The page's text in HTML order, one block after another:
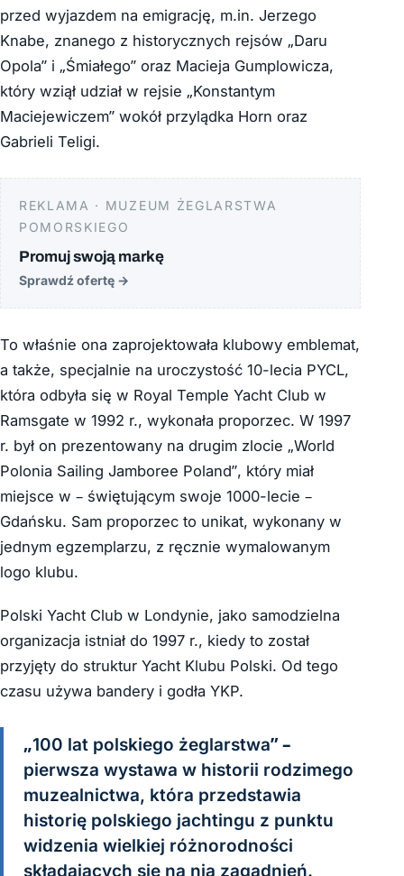
przed wyjazdem na emigrację, m.in. Jerzego
Knabe, znanego z historycznych rejsów „Daru
Opola” i „Śmiałego” oraz Macieja Gumplowicza,
który wziął udział w rejsie „Konstantym
Maciejewiczem” wokół przylądka Horn oraz
Gabrieli Teligi.
REKLAMA · MUZEUM ŻEGLARSTWA
POMORSKIEGO
Promuj swoją markę
Sprawdź ofertę →
To właśnie ona zaprojektowała klubowy emblemat,
a także, specjalnie na uroczystość 10-lecia PYCL,
która odbyła się w Royal Temple Yacht Club w
Ramsgate w 1992 r., wykonała proporzec. W 1997
r. był on prezentowany na drugim zlocie „World
Polonia Sailing Jamboree Poland”, który miał
miejsce w – świętującym swoje 1000-lecie –
Gdańsku. Sam proporzec to unikat, wykonany w
jednym egzemplarzu, z ręcznie wymalowanym
logo klubu.
Polski Yacht Club w Londynie, jako samodzielna
organizacja istniał do 1997 r., kiedy to został
przyjęty do struktur Yacht Klubu Polski. Od tego
czasu używa bandery i godła YKP.
„100 lat polskiego żeglarstwa” –
pierwsza wystawa w historii rodzimego
muzealnictwa, która przedstawia
historię polskiego jachtingu z punktu
widzenia wielkiej różnorodności
składających się na nią zagadnień.